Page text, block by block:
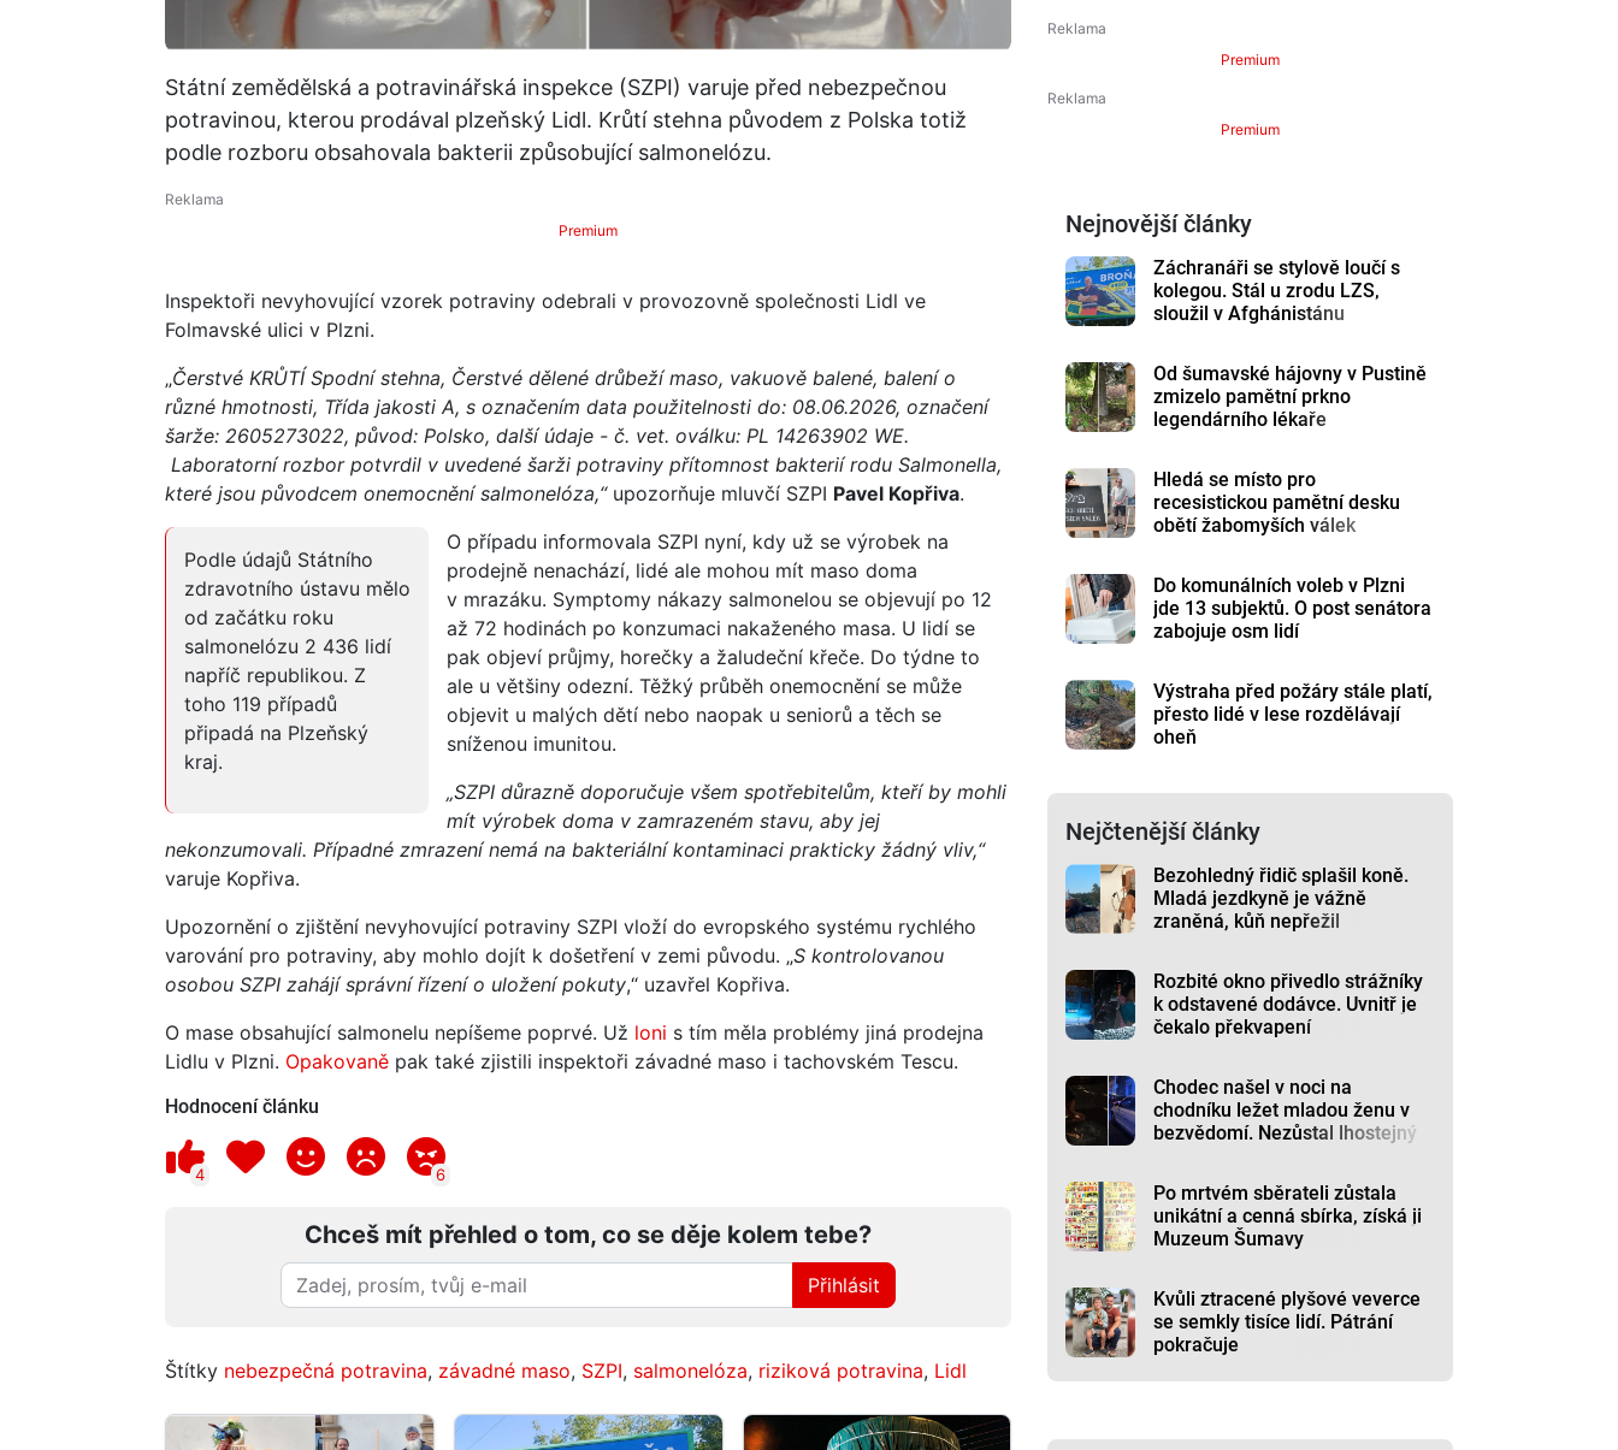
Státní zemědělská a potravinářská inspekce (SZPI) varuje před nebezpečnou
potravinou, kterou prodával plzeňský Lidl. Krůtí stehna původem z Polska totiž
podle rozboru obsahovala bakterii způsobující salmonelózu.
Premium
Inspektoři nevyhovující vzorek potraviny odebrali v provozovně společnosti Lidl ve
Folmavské ulici v Plzni.
„Čerstvé KRŮTÍ Spodní stehna, Čerstvé dělené drůbeží maso, vakuově balené, balení o
různé hmotnosti, Třída jakosti A, s označením data použitelnosti do: 08.06.2026, označení
šarže: 2605273022, původ: Polsko, další údaje - č. vet. oválku: PL 14263902 WE.
Laboratorní rozbor potvrdil v uvedené šarži potraviny přítomnost bakterií rodu Salmonella,
které jsou původcem onemocnění salmonelóza,“upozorňuje mluvčí SZPI Pavel Kopřiva.
Podle údajů Státního
zdravotního ústavu mělo
od začátku roku
salmonelózu 2 436 lidí
napříč republikou. Z
toho 119 případů
připadá na Plzeňský
kraj.
O případu informovala SZPI nyní, kdy už se výrobek na
prodejně nenachází, lidé ale mohou mít maso doma
v mrazáku. Symptomy nákazy salmonelou se objevují po 12
až 72 hodinách po konzumaci nakaženého masa. U lidí se
pak objeví průjmy, horečky a žaludeční křeče. Do týdne to
ale u většiny odezní. Těžký průběh onemocnění se může
objevit u malých dětí nebo naopak u seniorů a těch se
sníženou imunitou.
„SZPI důrazně doporučuje všem spotřebitelům, kteří by mohli
mít výrobek doma v zamrazeném stavu, aby jej
nekonzumovali. Případné zmrazení nemá na bakteriální kontaminaci prakticky žádný vliv,“
varuje Kopřiva.
Upozornění o zjištění nevyhovující potraviny SZPI vloží do evropského systému rychlého
varování pro potraviny, aby mohlo dojít k došetření v zemi původu. „S kontrolovanou
osobou SZPI zahájí správní řízení o uložení pokuty,“ uzavřel Kopřiva.
O mase obsahující salmonelu nepíšeme poprvé. Už loni s tím měla problémy jiná prodejna
Lidlu v Plzni. Opakovaně pak také zjistili inspektoři závadné maso i tachovském Tescu.
Hodnocení článku
4 6
Chceš mít přehled o tom, co se děje kolem tebe?
Přihlásit
Štítky nebezpečná potravina, závadné maso, SZPI, salmonelóza, riziková potravina, Lidl
Premium
Premium
Nejnovější články
Záchranáři se stylově loučí s
kolegou. Stál u zrodu LZS,
sloužil v Afghánistánu
Od šumavské hájovny v Pustině
zmizelo pamětní prkno
legendárního lékaře
Hledá se místo pro
recesistickou pamětní desku
obětí žabomyších válek
Do komunálních voleb v Plzni
jde 13 subjektů. O post senátora
zabojuje osm lidí
Výstraha před požáry stále platí,
přesto lidé v lese rozdělávají
oheň
Nejčtenější články
Bezohledný řidič splašil koně.
Mladá jezdkyně je vážně
zraněná, kůň nepřežil
Rozbité okno přivedlo strážníky
k odstavené dodávce. Uvnitř je
čekalo překvapení
Chodec našel v noci na
chodníku ležet mladou ženu v
bezvědomí. Nezůstal lhostejný
Po mrtvém sběrateli zůstala
unikátní a cenná sbírka, získá ji
Muzeum Šumavy
Kvůli ztracené plyšové veverce
se semkly tisíce lidí. Pátrání
pokračuje